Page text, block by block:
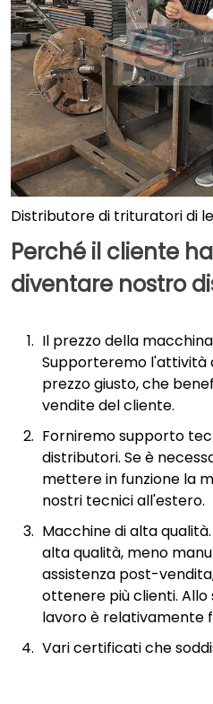
Distributore di trituratori di
Perché il cliente
diventare nostro
Il prezzo della
Supporteremo l'attività
prezzo giusto, che
vendite del cliente.
Forniremo supporto
distributori. Se è
mettere in funzione la
nostri tecnici all'estero.
Macchine di alta
alta qualità, meno
assistenza post-
ottenere più clienti. Allo
lavoro è relativamente
Vari certificati che